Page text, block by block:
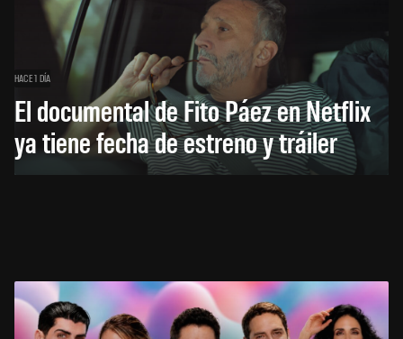
HACE 1 DÍA
El documental de Fito Páez en Netflix
ya tiene fecha de estreno y tráiler